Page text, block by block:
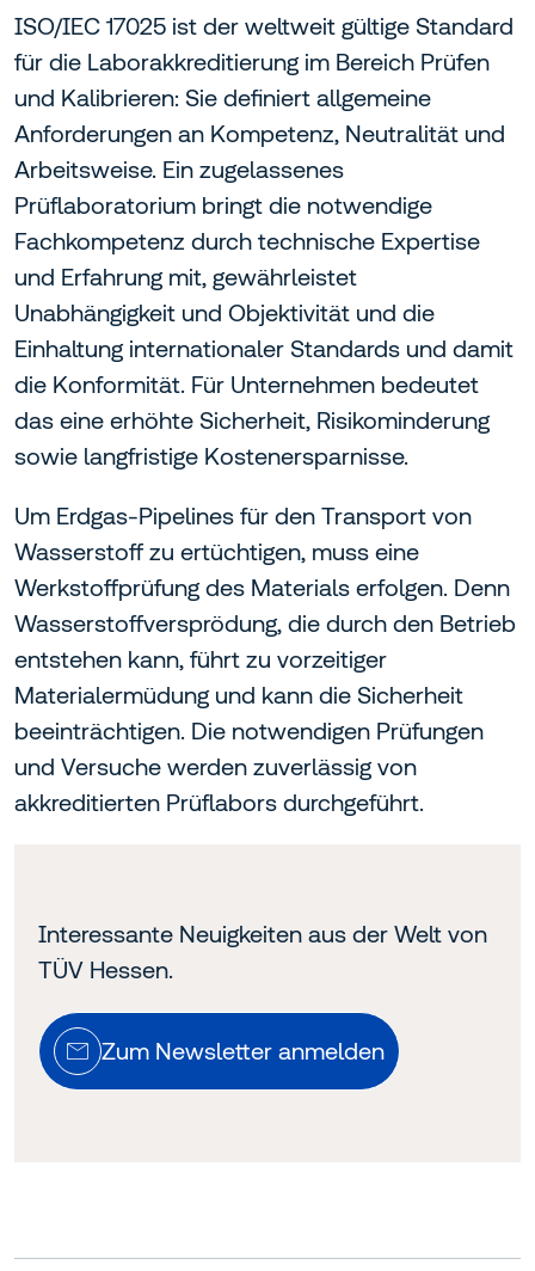
ISO/IEC 17025 ist der weltweit gültige Standard
für die Laborakkreditierung im Bereich Prüfen
und Kalibrieren: Sie definiert allgemeine
Anforderungen an Kompetenz, Neutralität und
Arbeitsweise. Ein zugelassenes
Prüflaboratorium bringt die notwendige
Fachkompetenz durch technische Expertise
und Erfahrung mit, gewährleistet
Unabhängigkeit und Objektivität und die
Einhaltung internationaler Standards und damit
die Konformität. Für Unternehmen bedeutet
das eine erhöhte Sicherheit, Risikominderung
sowie langfristige Kostenersparnisse.
Um Erdgas-Pipelines für den Transport von
Wasserstoff zu ertüchtigen, muss eine
Werkstoffprüfung des Materials erfolgen. Denn
Wasserstoffversprödung, die durch den Betrieb
entstehen kann, führt zu vorzeitiger
Materialermüdung und kann die Sicherheit
beeinträchtigen. Die notwendigen Prüfungen
und Versuche werden zuverlässig von
akkreditierten Prüflabors durchgeführt.
Interessante Neuigkeiten aus der Welt von
TÜV Hessen.
Zum Newsletter anmelden